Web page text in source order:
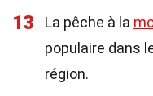
13 La pêche à la
populaire dans
région.